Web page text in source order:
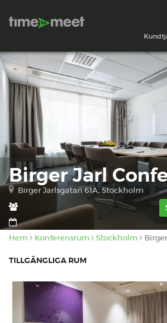
Birger Jarl
Birger Jarlsgatan 61A, Stockholm
Hem Konferensrum i Stockholm
TILLGÄNGLIGA RUM